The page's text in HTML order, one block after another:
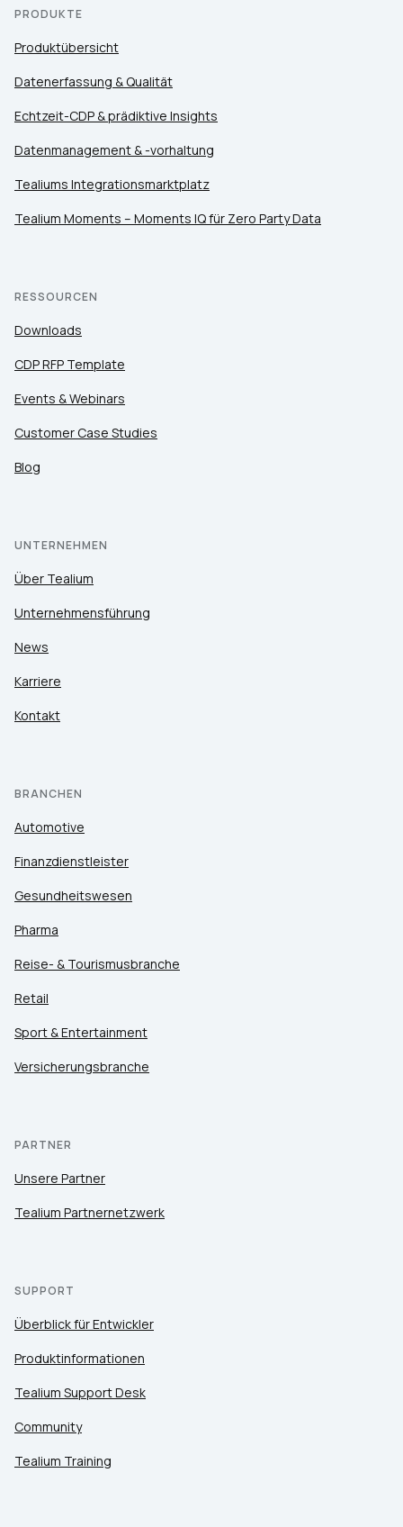
PRODUKTE
Produktübersicht
Datenerfassung & Qualität
Echtzeit-CDP & prädiktive Insights
Datenmanagement & -vorhaltung
Tealiums Integrationsmarktplatz
Tealium Moments – Moments IQ für Zero Party Data
RESSOURCEN
Downloads
CDP RFP Template
Events & Webinars
Customer Case Studies
Blog
UNTERNEHMEN
Über Tealium
Unternehmensführung
News
Karriere
Kontakt
BRANCHEN
Automotive
Finanzdienstleister
Gesundheitswesen
Pharma
Reise- & Tourismusbranche
Retail
Sport & Entertainment
Versicherungsbranche
PARTNER
Unsere Partner
Tealium Partnernetzwerk
SUPPORT
Überblick für Entwickler
Produktinformationen
Tealium Support Desk
Community
Tealium Training